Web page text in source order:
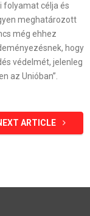
folyamat célja és
meghatározott
még ehhez
hogy
védelmét, jelenleg
az Unióban”.
ARTICLE